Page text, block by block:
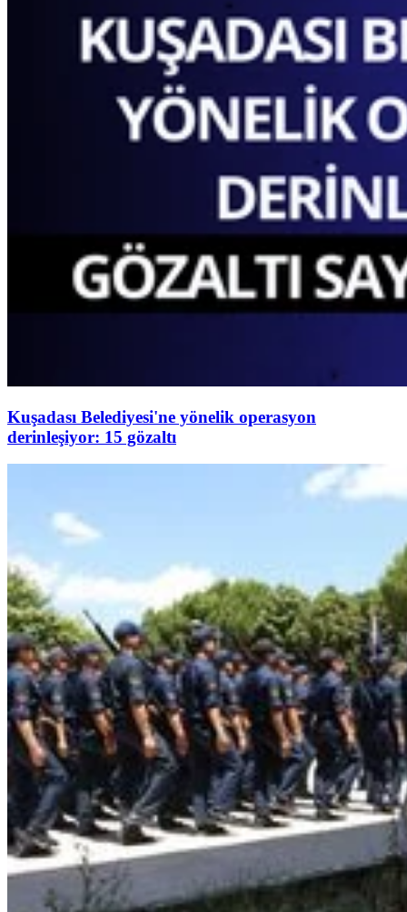
Kuşadası Belediyesi'ne yönelik operasyon
derinleşiyor: 15 gözaltı